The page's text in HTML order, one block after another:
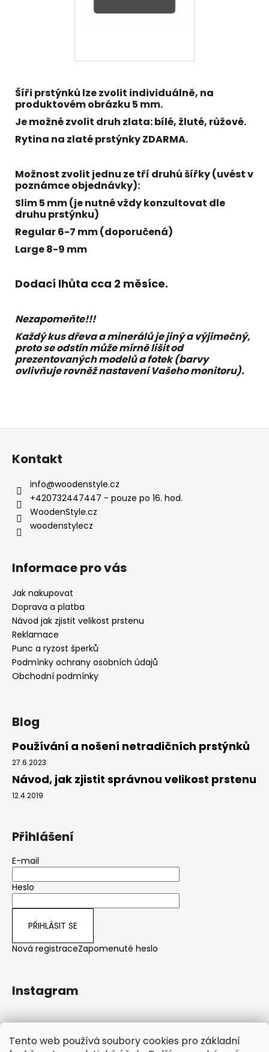
Tento web používá soubory cookies pro základní
Šíři prstýnků lze zvolit individuálně, na
produktovém obrázku 5 mm.
Je možné zvolit druh zlata: bílé, žluté, růžové.
Rytina na zlaté prstýnky ZDARMA.
Možnost zvolit jednu ze tří druhů šířky (uvést v
poznámce objednávky):
Slim 5 mm (je nutné vždy konzultovat dle
druhu prstýnku)
Regular 6-7 mm (doporučená)
Large 8-9 mm
Dodací lhůta cca 2 měsíce.
Nezapomeňte!!!
Každý kus dřeva a minerálů je jiný a výjimečný,
proto se odstín může mírně lišit od
prezentovaných modelů a fotek (barvy
ovlivňuje rovněž nastavení Vašeho monitoru).
Kontakt
info@woodenstyle.cz
+420732447447 - pouze po 16. hod.
WoodenStyle.cz
woodenstylecz
Informace pro vás
Jak nakupovat
Doprava a platba
Návod jak zjistit velikost prstenu
Reklamace
Punc a ryzost šperků
Podmínky ochrany osobních údajů
Obchodní podmínky
Blog
Používání a nošení netradičních prstýnků
27.6.2023
Návod, jak zjistit správnou velikost prstenu
12.4.2019
Přihlášení
E-mail
Heslo
PŘIHLÁSIT SE
Nová registraceZapomenuté heslo
Instagram
Sledovat na Instagramu